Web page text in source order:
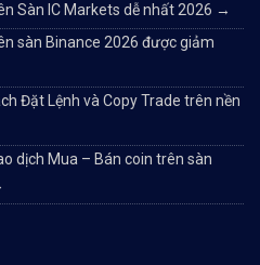
Sàn IC Markets dễ nhất 2026 →
sàn Binance 2026 được giảm
Đặt Lệnh và Copy Trade trên nền
dịch Mua – Bán coin trên sàn